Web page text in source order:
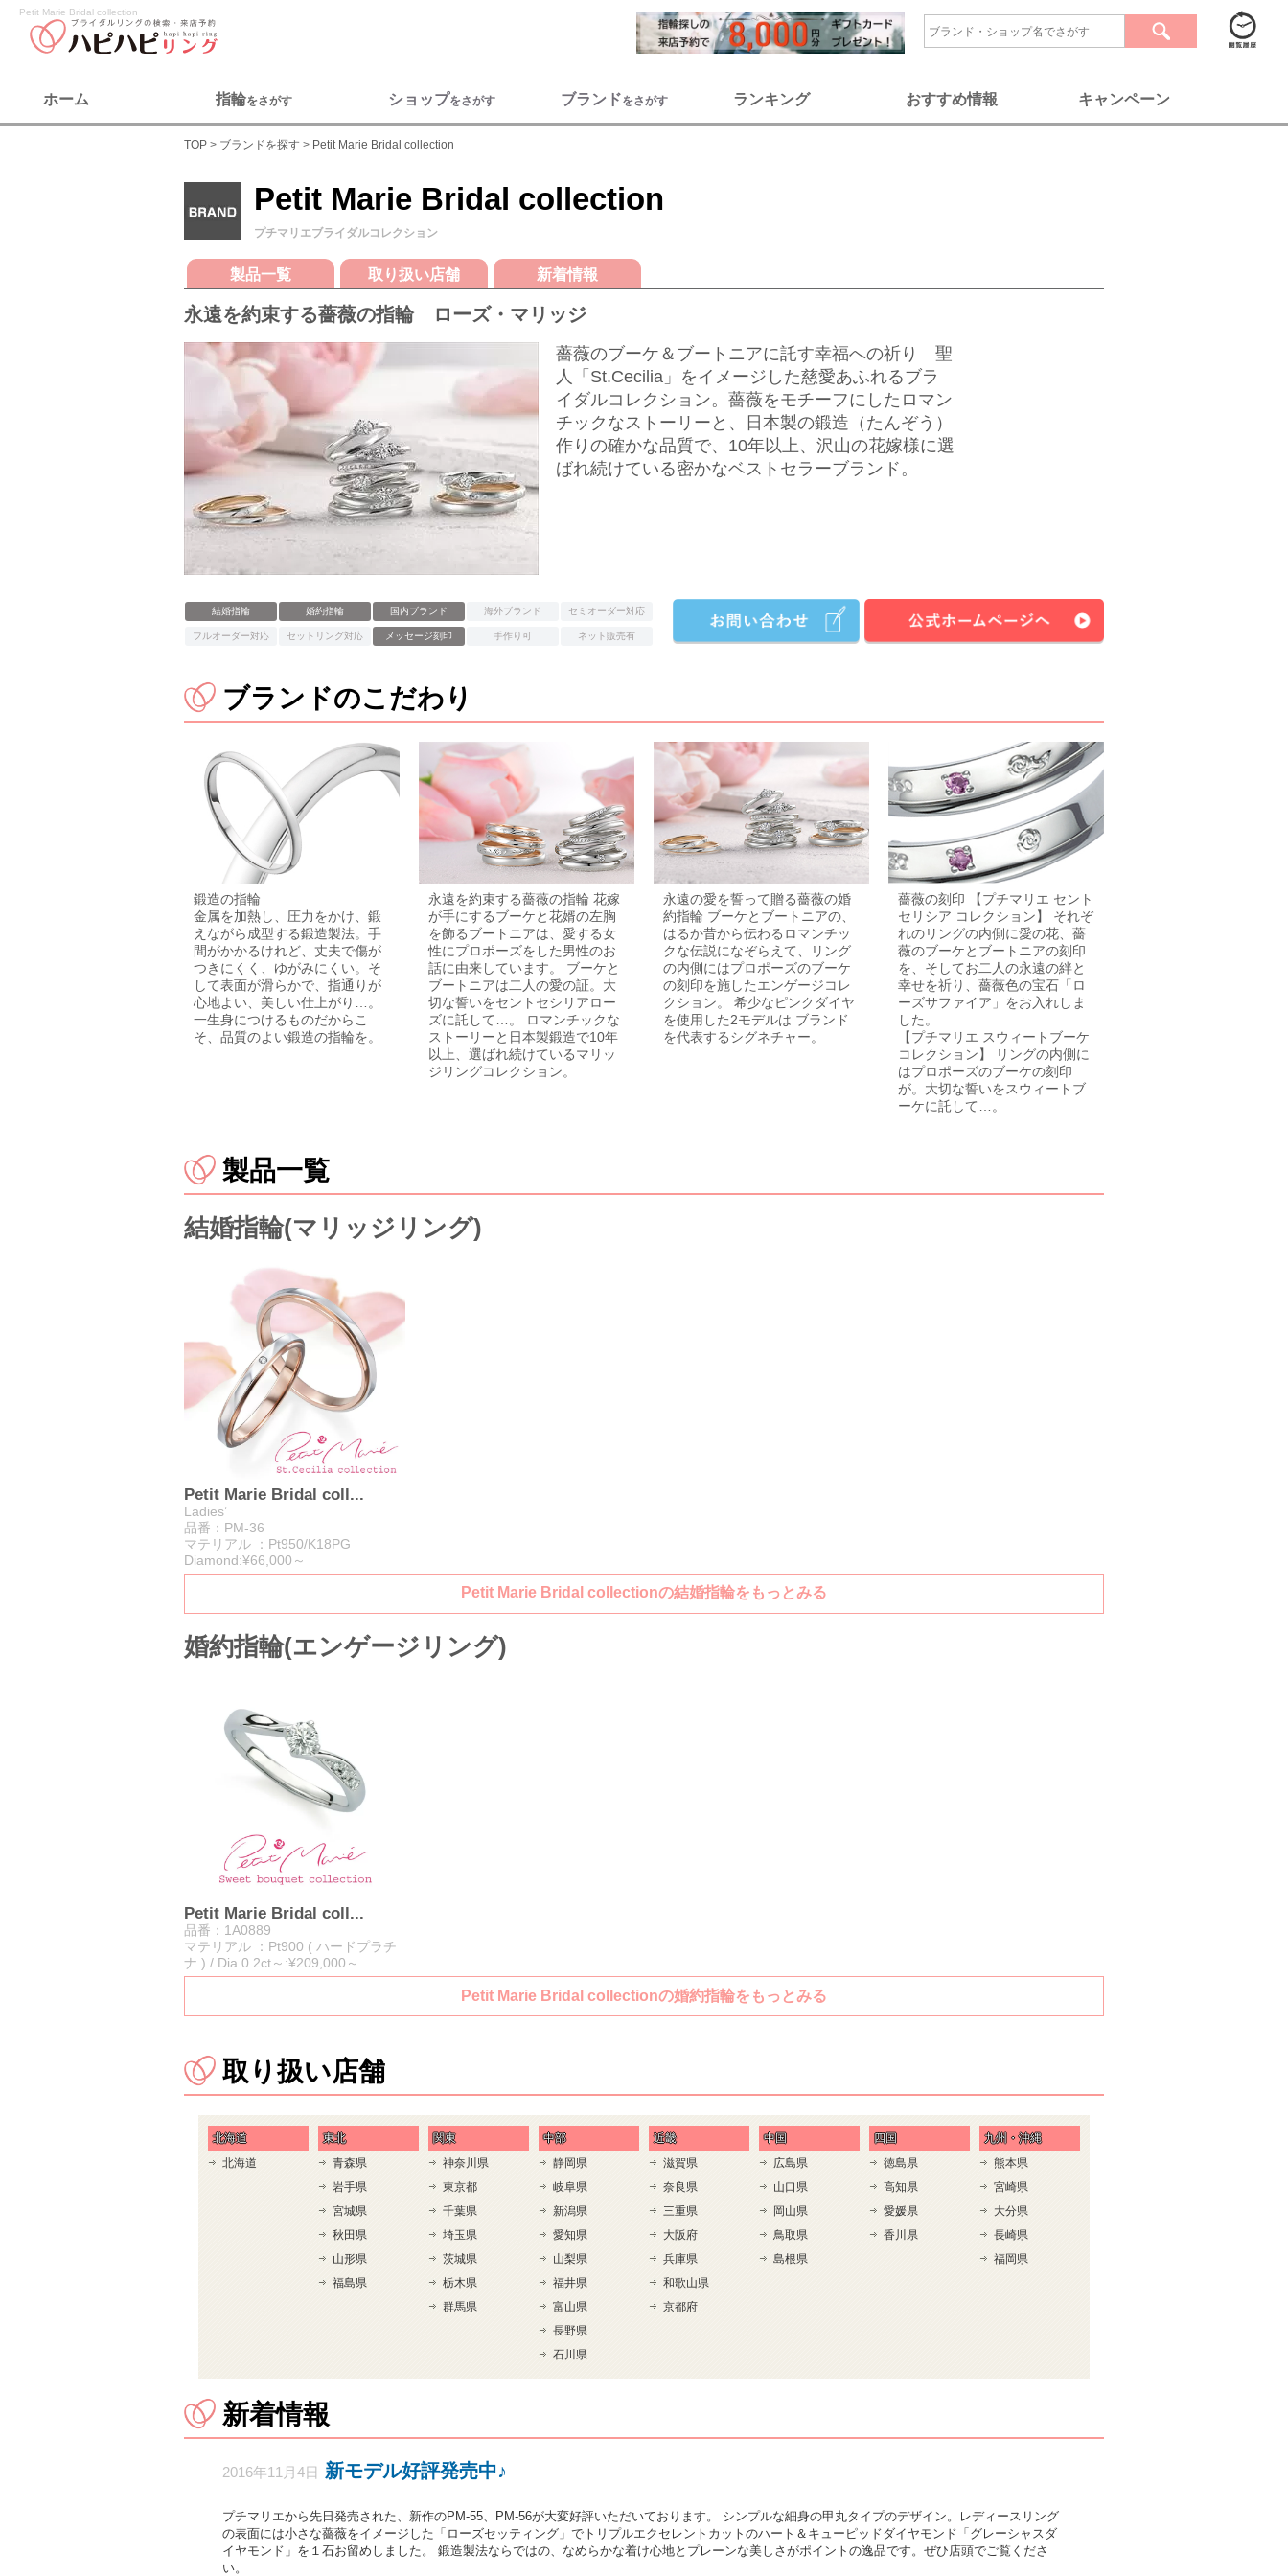
Petit Marie Bridal collection
ホーム 指輪をさがす ショップをさがす ブランドをさがす ランキング おすすめ情報 キャンペーン
TOP ブランドを探す Petit Marie Bridal collection
Petit Marie Bridal collection
プチマリエブライダルコレクション
製品一覧 取り扱い店舗 新着情報
永遠を約束する薔薇の指輪 ローズ・マリッジ
薔薇のブーケ＆ブートニアに託す幸福への祈り 聖
人「St.Cecilia」をイメージした慈愛あふれるブラ
イダルコレクション。薔薇をモチーフにしたロマン
チックなストーリーと、日本製の鍛造（たんぞう）
作りの確かな品質で、10年以上、沢山の花嫁様に選
ばれ続けている密かなベストセラーブランド。
結婚指輪 婚約指輪 国内ブランド 海外ブランド セミオーダー対応
フルオーダー対応 セットリング対応 メッセージ刻印 手作り可 ネット販売有
ブランドのこだわり
鍛造の指輪
金属を加熱し、圧力をかけ、鍛
えながら成型する鍛造製法。手
間がかかるけれど、丈夫で傷が
つきにくく、ゆがみにくい。そ
して表面が滑らかで、指通りが
心地よい、美しい仕上がり…。
一生身につけるものだからこ
そ、品質のよい鍛造の指輪を。
永遠を約束する薔薇の指輪 花嫁
が手にするブーケと花婿の左胸
を飾るブートニアは、愛する女
性にプロポーズをした男性のお
話に由来しています。 ブーケと
ブートニアは二人の愛の証。大
切な誓いをセントセシリアロー
ズに託して…。 ロマンチックな
ストーリーと日本製鍛造で10年
以上、選ばれ続けているマリッ
ジリングコレクション。
永遠の愛を誓って贈る薔薇の婚
約指輪 ブーケとブートニアの、
はるか昔から伝わるロマンチッ
クな伝説になぞらえて、リング
の内側にはプロポーズのブーケ
の刻印を施したエンゲージコレ
クション。 希少なピンクダイヤ
を使用した2モデルは ブランド
を代表するシグネチャー。
薔薇の刻印 【プチマリエ セント
セリシア コレクション】 それぞ
れのリングの内側に愛の花、薔
薇のブーケとブートニアの刻印
を、そしてお二人の永遠の絆と
幸せを祈り、薔薇色の宝石「ロ
ーズサファイア」をお入れしま
した。
【プチマリエ スウィートブーケ
コレクション】 リングの内側に
はプロポーズのブーケの刻印
が。大切な誓いをスウィートブ
ーケに託して…。
製品一覧
結婚指輪(マリッジリング)
Petit Marie Bridal coll...
Ladies’
品番：PM-36
マテリアル ：Pt950/K18PG
Diamond:¥66,000～
Petit Marie Bridal collectionの結婚指輪をもっとみる
婚約指輪(エンゲージリング)
Petit Marie Bridal coll...
品番：1A0889
マテリアル ：Pt900 ( ハードプラチ
ナ ) / Dia 0.2ct～:¥209,000～
Petit Marie Bridal collectionの婚約指輪をもっとみる
取り扱い店舗
北海道
北海道
東北
青森県
岩手県
宮城県
秋田県
山形県
福島県
関東
神奈川県
東京都
千葉県
埼玉県
茨城県
栃木県
群馬県
中部
静岡県
岐阜県
新潟県
愛知県
山梨県
福井県
富山県
長野県
石川県
近畿
滋賀県
奈良県
三重県
大阪府
兵庫県
和歌山県
京都府
中国
広島県
山口県
岡山県
鳥取県
島根県
四国
徳島県
高知県
愛媛県
香川県
九州・沖縄
熊本県
宮崎県
大分県
長崎県
福岡県
新着情報
2016年11月4日 新モデル好評発売中♪
プチマリエから先日発売された、新作のPM-55、PM-56が大変好評いただいております。 シンプルな細身の甲丸タイプのデザイン。レディースリング
の表面には小さな薔薇をイメージした「ローズセッティング」でトリプルエクセレントカットのハート＆キューピッドダイヤモンド「グレーシャスダ
イヤモンド」を１石お留めしました。 鍛造製法ならではの、なめらかな着け心地とプレーンな美しさがポイントの逸品です。ぜひ店頭でご覧くださ
い。